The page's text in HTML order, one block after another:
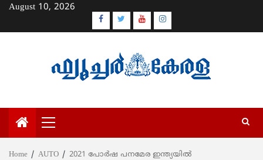
Skip
content
August 10, 2026
Facebook
TwitterYoutubeInstagram
Primary
Menu
Home AUTO 2021 പോര്‍ഷ പനമേര ഇന്ത്യയില്‍